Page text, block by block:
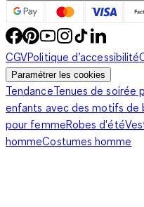
CGVPolitique d’accessibilité
Paramétrer les cookies
TendanceTenues de soirée
enfants avec des motifs de
pour femmeRobes d'été
hommeCostumes homme